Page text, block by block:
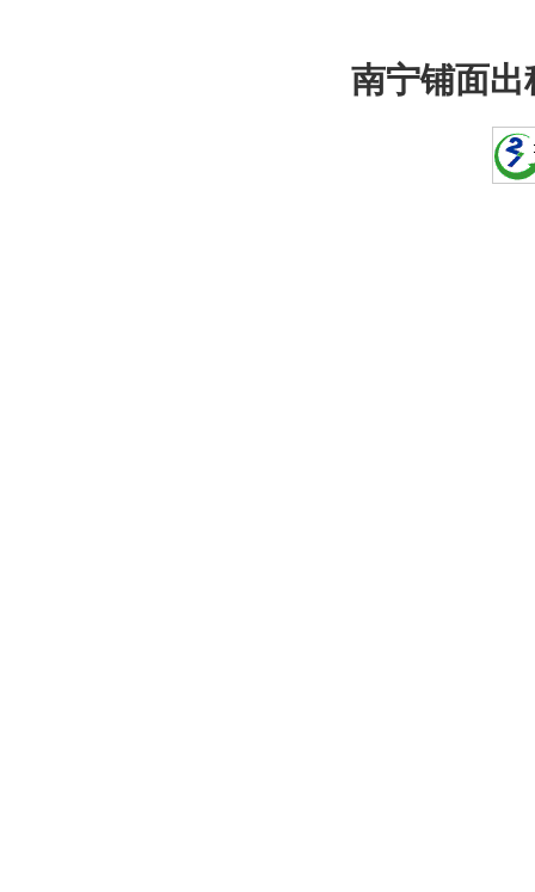
南宁铺面出